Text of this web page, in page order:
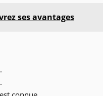
ses avantages